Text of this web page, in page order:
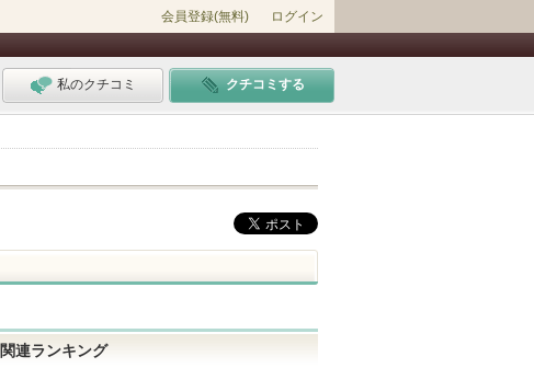
会員登録(無料) ログイン
私のクチコミ クチコミする
関連ランキング